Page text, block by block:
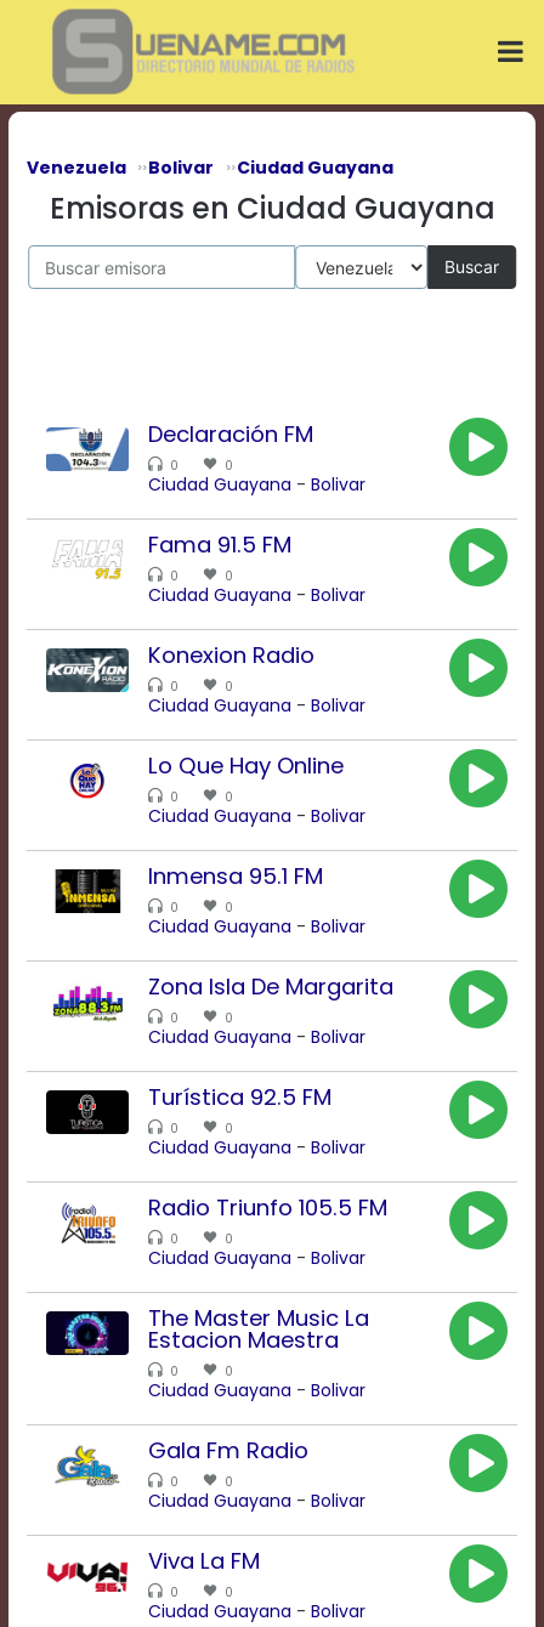
Current
0:00
Duration
Time
Loaded:
Remaining
Chapters
descriptions
selected
captions
selected
Captions
Track
Fullscreen
modal
window.
Beginning
window.
Escape
window.
Text
Color
Venezuela Bolivar Ciudad Guayana
Emisoras en Ciudad Guayana
Buscar
Declaración FM
0 0
Ciudad Guayana - Bolivar
Fama 91.5 FM
0 0
Ciudad Guayana - Bolivar
Konexion Radio
0 0
Ciudad Guayana - Bolivar
Lo Que Hay Online
0 0
Ciudad Guayana - Bolivar
Inmensa 95.1 FM
0 0
Ciudad Guayana - Bolivar
Zona Isla De Margarita
0 0
Ciudad Guayana - Bolivar
Turística 92.5 FM
0 0
Ciudad Guayana - Bolivar
Radio Triunfo 105.5 FM
0 0
Ciudad Guayana - Bolivar
The Master Music La
Estacion Maestra
0 0
Ciudad Guayana - Bolivar
Gala Fm Radio
0 0
Ciudad Guayana - Bolivar
Viva La FM
0 0
Ciudad Guayana - Bolivar